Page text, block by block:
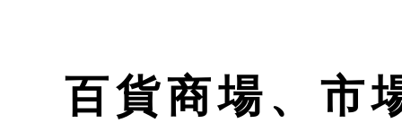
百貨商場、市